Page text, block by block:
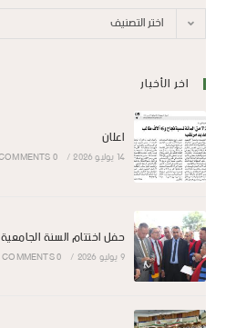
اختر التصنيف
اخر الأخبار
اعلان
14 يوليو 2026 /
0 COMMENTS
حفل اختتام السنة الجامعية 2026/2025
9 يوليو 2026 /
0 COMMENTS